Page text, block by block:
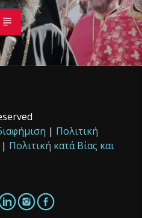
| Πολιτική
Πολιτική κατά Βίας και